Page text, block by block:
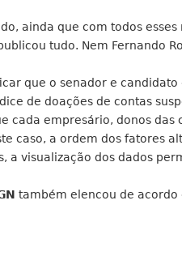
ainda que com todos
tudo. Nem Fernando
que o senador e candidato
de doações de contas
cada empresário, donos das
caso, a ordem dos fatores
a visualização dos dados
também elencou de acordo